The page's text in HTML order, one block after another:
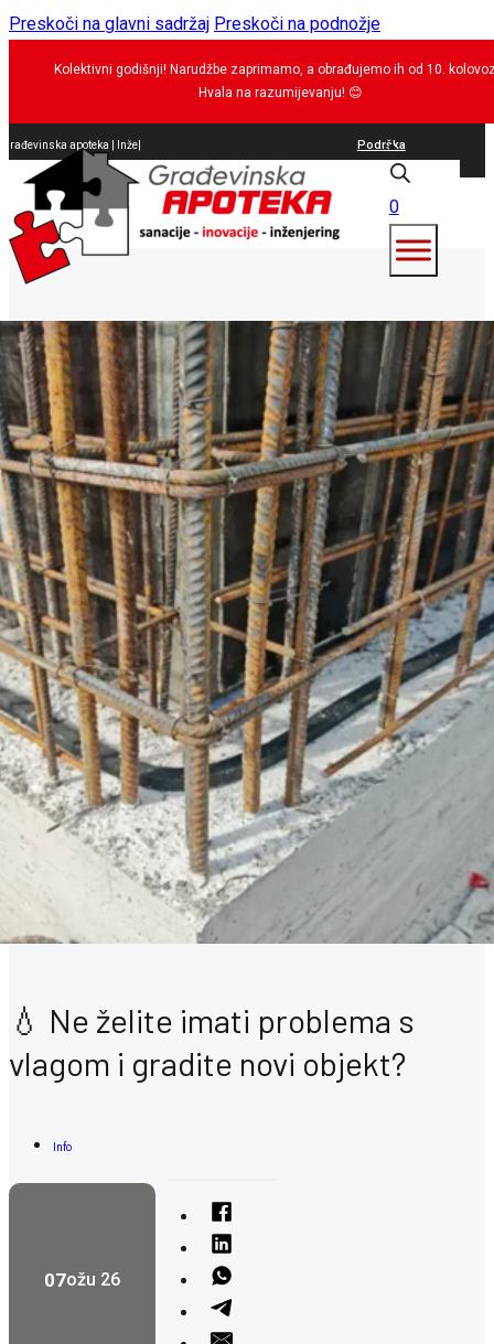
Preskoči na glavni sadržaj Preskoči na podnožje
Kolektivni godišnji! Narudžbe zaprimamo, a obrađujemo ih od 10.
Hvala na razumijevanju! 😊
Građevinska apoteka | Inženjerin Podrška
0
💧 Ne želite imati problema s
vlagom i gradite novi objekt?
Info
07ožu 26